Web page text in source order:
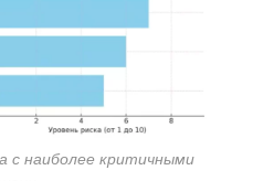
с наиболее критичными